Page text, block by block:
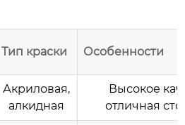
Тип краски Особенности
Акриловая,
алкидная
Высокое
отличная